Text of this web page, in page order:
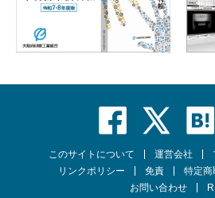
このサイトについて 運営会社
リンクポリシー
免責
特定商
お問い合わせ